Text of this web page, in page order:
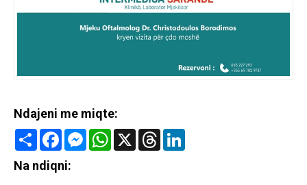
Ndajeni me miqte:
Share FacebookMessenger
WhatsApp
X Threads
Na ndiqni: